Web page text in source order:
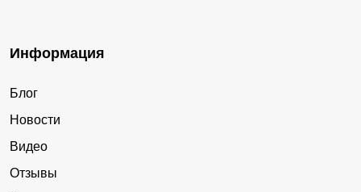
Информация
Блог
Новости
Видео
Отзывы